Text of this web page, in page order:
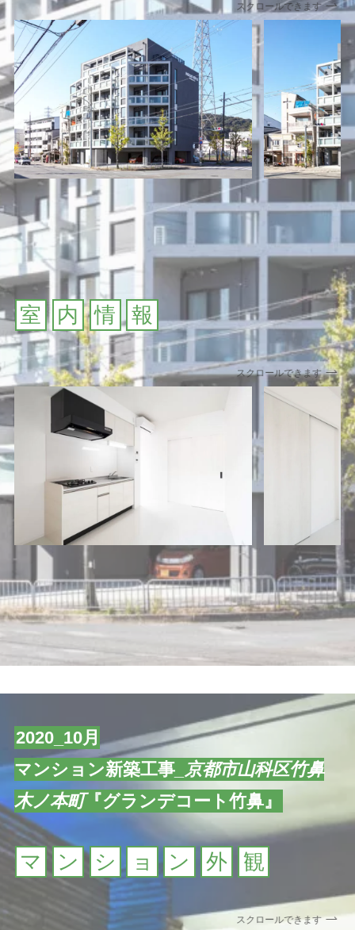
スクロールできます
室 内 情 報
スクロールできます
2020_10月
マンション新築工事_京都市山科区竹鼻
木ノ本町『グランデコート竹鼻』
マ ン シ ョ ン 外 観
スクロールできます